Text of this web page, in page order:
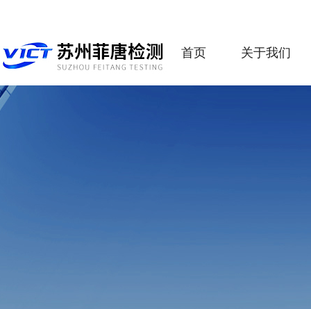
首页 关于我们